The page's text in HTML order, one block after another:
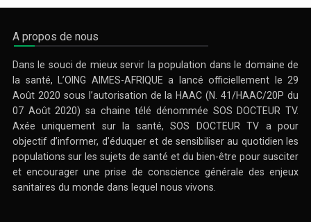
A propos de nous
Dans le souci de mieux servir la population dans le domaine de
la santé, L’OING AIMES-AFRIQUE a lancé officiellement le 29
Août 2020 sous l’autorisation de la HAAC (N. 41/HAAC/20P du
07 Août 2020) sa chaine télé dénommée SOS DOCTEUR TV.
Axée uniquement sur la santé, SOS DOCTEUR TV a pour
objectif d’informer, d’éduquer et de sensibiliser au quotidien les
populations sur les sujets de santé et du bien-être pour susciter
et encourager une prise de conscience générale des enjeux
sanitaires du monde dans lequel nous vivons.